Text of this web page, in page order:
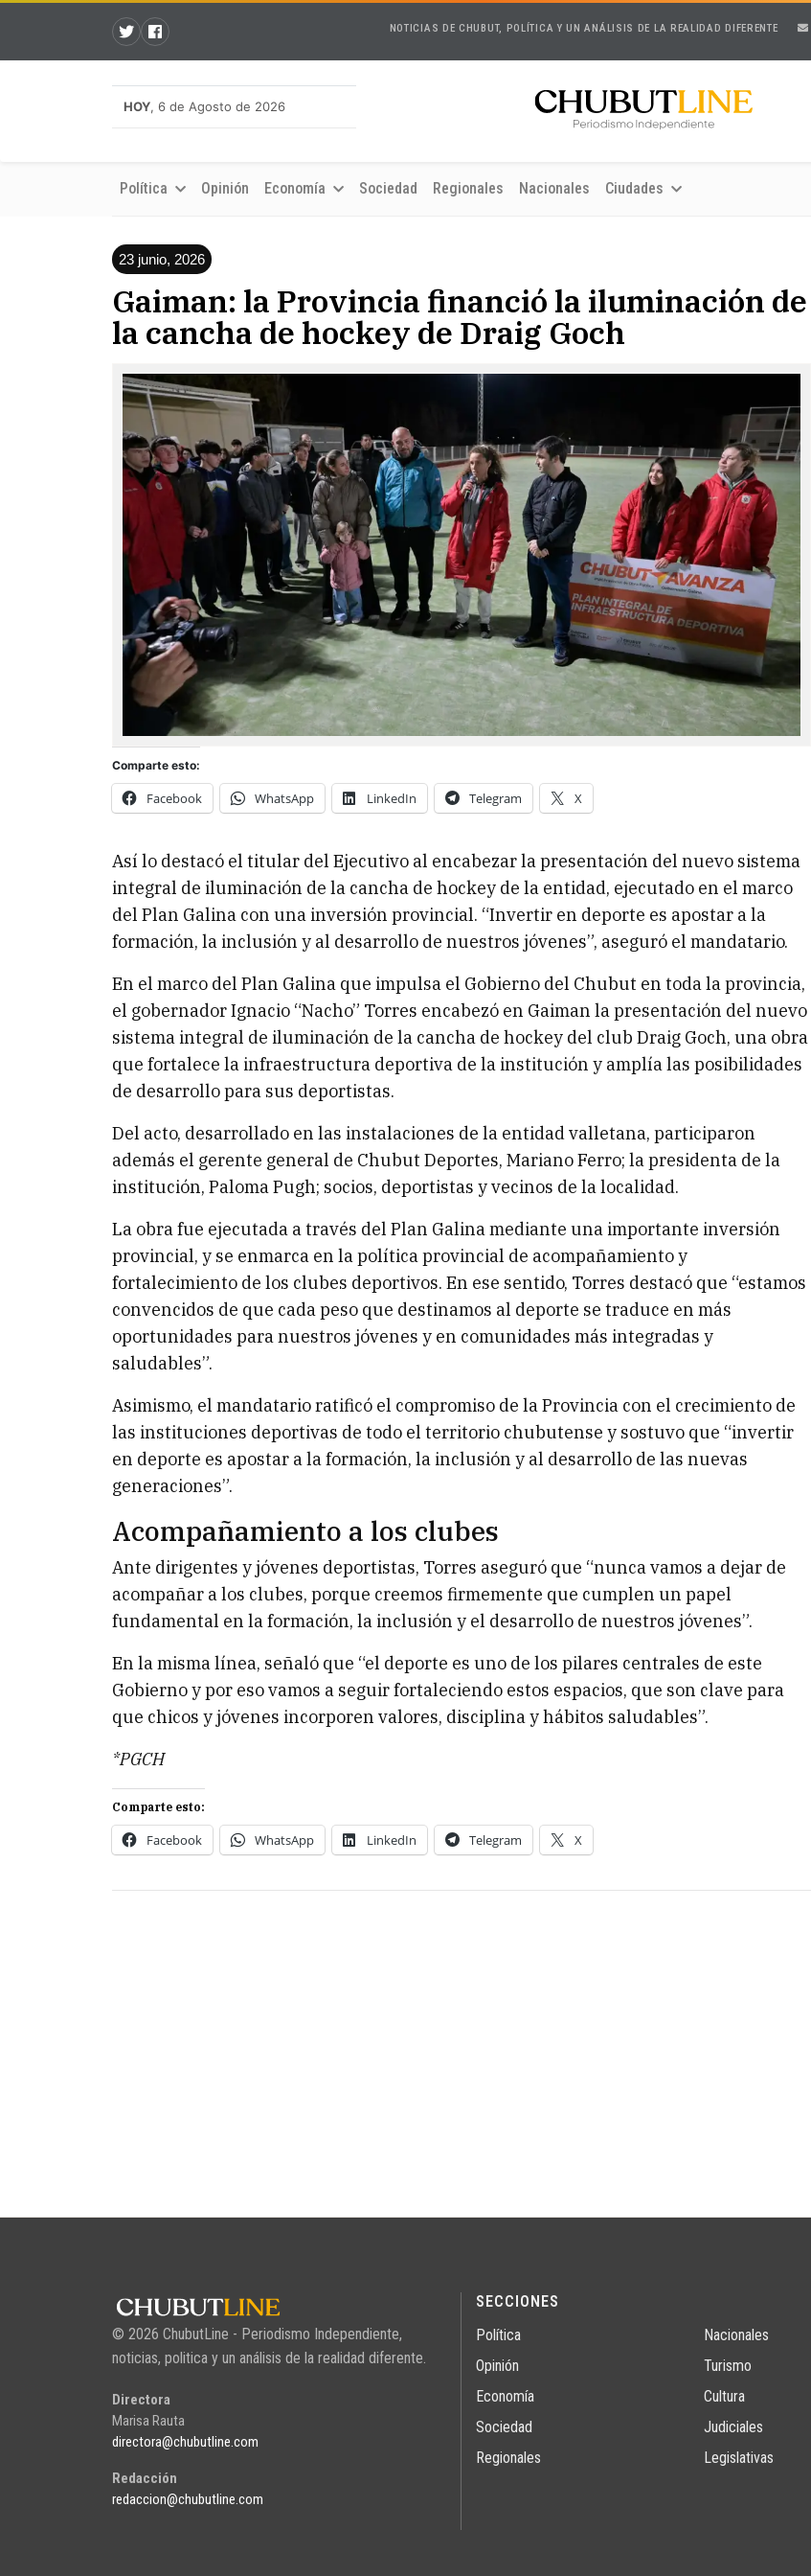
NOTICIAS DE CHUBUT, POLÍTICA Y UN ANÁLISIS DE LA REALIDAD DIFERENTE
HOY, 6 de Agosto de 2026
Política Opinión Economía Sociedad Regionales Nacionales Ciudades
23 junio, 2026
Gaiman: la Provincia financió la iluminación de
la cancha de hockey de Draig Goch
Comparte esto:
Facebook WhatsApp LinkedIn Telegram X
Así lo destacó el titular del Ejecutivo al encabezar la presentación del nuevo sistema
integral de iluminación de la cancha de hockey de la entidad, ejecutado en el marco
del Plan Galina con una inversión provincial. “Invertir en deporte es apostar a la
formación, la inclusión y al desarrollo de nuestros jóvenes”, aseguró el mandatario.
En el marco del Plan Galina que impulsa el Gobierno del Chubut en toda la provincia,
el gobernador Ignacio “Nacho” Torres encabezó en Gaiman la presentación del nuevo
sistema integral de iluminación de la cancha de hockey del club Draig Goch, una obra
que fortalece la infraestructura deportiva de la institución y amplía las posibilidades
de desarrollo para sus deportistas.
Del acto, desarrollado en las instalaciones de la entidad valletana, participaron
además el gerente general de Chubut Deportes, Mariano Ferro; la presidenta de la
institución, Paloma Pugh; socios, deportistas y vecinos de la localidad.
La obra fue ejecutada a través del Plan Galina mediante una importante inversión
provincial, y se enmarca en la política provincial de acompañamiento y
fortalecimiento de los clubes deportivos. En ese sentido, Torres destacó que “estamos
convencidos de que cada peso que destinamos al deporte se traduce en más
oportunidades para nuestros jóvenes y en comunidades más integradas y
saludables”.
Asimismo, el mandatario ratificó el compromiso de la Provincia con el crecimiento de
las instituciones deportivas de todo el territorio chubutense y sostuvo que “invertir
en deporte es apostar a la formación, la inclusión y al desarrollo de las nuevas
generaciones”.
Acompañamiento a los clubes
Ante dirigentes y jóvenes deportistas, Torres aseguró que “nunca vamos a dejar de
acompañar a los clubes, porque creemos firmemente que cumplen un papel
fundamental en la formación, la inclusión y el desarrollo de nuestros jóvenes”.
En la misma línea, señaló que “el deporte es uno de los pilares centrales de este
Gobierno y por eso vamos a seguir fortaleciendo estos espacios, que son clave para
que chicos y jóvenes incorporen valores, disciplina y hábitos saludables”.
*PGCH
Comparte esto:
Facebook WhatsApp LinkedIn Telegram X
© 2026 ChubutLine - Periodismo Independiente,
noticias, politica y un análisis de la realidad diferente.
Directora
Marisa Rauta
directora@chubutline.com
Redacción
redaccion@chubutline.com
SECCIONES
Política
Opinión
Economía
Sociedad
Regionales
Nacionales
Turismo
Cultura
Judiciales
Legislativas